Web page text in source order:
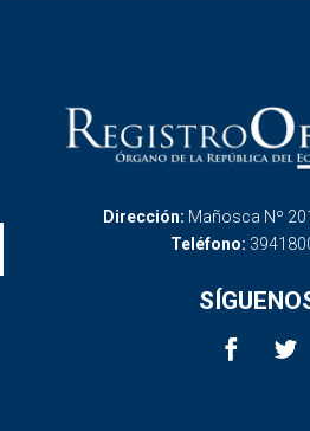
Dirección: Mañosca Nº
Teléfono: